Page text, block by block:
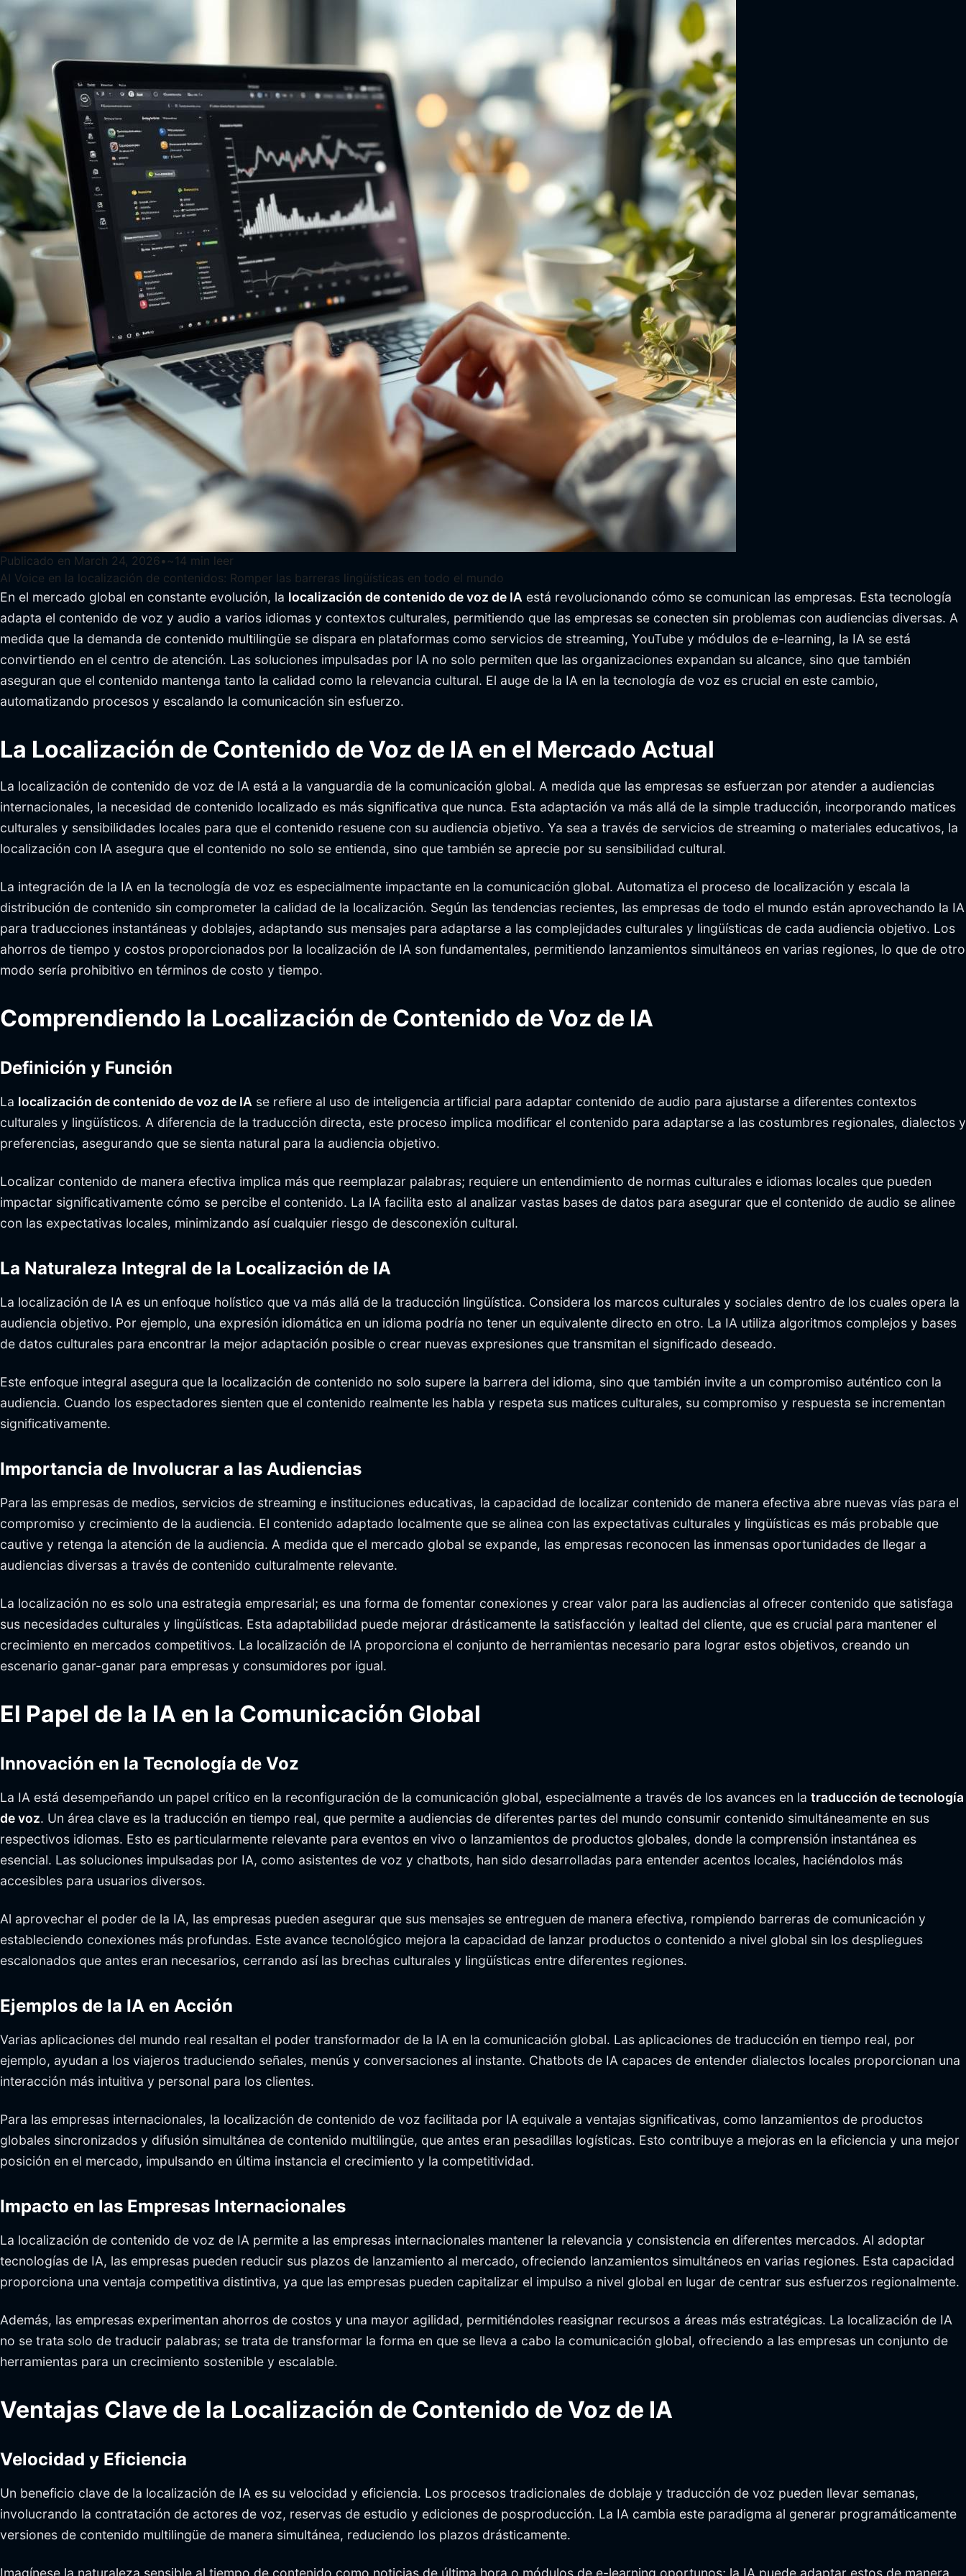
Publicado en March 24, 2026• ~14 min leer
AI Voice en la localización de contenidos: Romper las barreras lingüísticas en todo el mundo
En el mercado global en constante evolución, la localización de contenido de voz de IA está revolucionando cómo se comunican las empresas. Esta tecnología
adapta el contenido de voz y audio a varios idiomas y contextos culturales, permitiendo que las empresas se conecten sin problemas con audiencias diversas. A
medida que la demanda de contenido multilingüe se dispara en plataformas como servicios de streaming, YouTube y módulos de e-learning, la IA se está
convirtiendo en el centro de atención. Las soluciones impulsadas por IA no solo permiten que las organizaciones expandan su alcance, sino que también
aseguran que el contenido mantenga tanto la calidad como la relevancia cultural. El auge de la IA en la tecnología de voz es crucial en este cambio,
automatizando procesos y escalando la comunicación sin esfuerzo.
La Localización de Contenido de Voz de IA en el Mercado Actual
La localización de contenido de voz de IA está a la vanguardia de la comunicación global. A medida que las empresas se esfuerzan por atender a audiencias
internacionales, la necesidad de contenido localizado es más significativa que nunca. Esta adaptación va más allá de la simple traducción, incorporando matices
culturales y sensibilidades locales para que el contenido resuene con su audiencia objetivo. Ya sea a través de servicios de streaming o materiales educativos, la
localización con IA asegura que el contenido no solo se entienda, sino que también se aprecie por su sensibilidad cultural.
La integración de la IA en la tecnología de voz es especialmente impactante en la comunicación global. Automatiza el proceso de localización y escala la
distribución de contenido sin comprometer la calidad de la localización. Según las tendencias recientes, las empresas de todo el mundo están aprovechando la IA
para traducciones instantáneas y doblajes, adaptando sus mensajes para adaptarse a las complejidades culturales y lingüísticas de cada audiencia objetivo. Los
ahorros de tiempo y costos proporcionados por la localización de IA son fundamentales, permitiendo lanzamientos simultáneos en varias regiones, lo que de otro
modo sería prohibitivo en términos de costo y tiempo.
Comprendiendo la Localización de Contenido de Voz de IA
Definición y Función
La localización de contenido de voz de IA se refiere al uso de inteligencia artificial para adaptar contenido de audio para ajustarse a diferentes contextos
culturales y lingüísticos. A diferencia de la traducción directa, este proceso implica modificar el contenido para adaptarse a las costumbres regionales, dialectos y
preferencias, asegurando que se sienta natural para la audiencia objetivo.
Localizar contenido de manera efectiva implica más que reemplazar palabras; requiere un entendimiento de normas culturales e idiomas locales que pueden
impactar significativamente cómo se percibe el contenido. La IA facilita esto al analizar vastas bases de datos para asegurar que el contenido de audio se alinee
con las expectativas locales, minimizando así cualquier riesgo de desconexión cultural.
La Naturaleza Integral de la Localización de IA
La localización de IA es un enfoque holístico que va más allá de la traducción lingüística. Considera los marcos culturales y sociales dentro de los cuales opera la
audiencia objetivo. Por ejemplo, una expresión idiomática en un idioma podría no tener un equivalente directo en otro. La IA utiliza algoritmos complejos y bases
de datos culturales para encontrar la mejor adaptación posible o crear nuevas expresiones que transmitan el significado deseado.
Este enfoque integral asegura que la localización de contenido no solo supere la barrera del idioma, sino que también invite a un compromiso auténtico con la
audiencia. Cuando los espectadores sienten que el contenido realmente les habla y respeta sus matices culturales, su compromiso y respuesta se incrementan
significativamente.
Importancia de Involucrar a las Audiencias
Para las empresas de medios, servicios de streaming e instituciones educativas, la capacidad de localizar contenido de manera efectiva abre nuevas vías para el
compromiso y crecimiento de la audiencia. El contenido adaptado localmente que se alinea con las expectativas culturales y lingüísticas es más probable que
cautive y retenga la atención de la audiencia. A medida que el mercado global se expande, las empresas reconocen las inmensas oportunidades de llegar a
audiencias diversas a través de contenido culturalmente relevante.
La localización no es solo una estrategia empresarial; es una forma de fomentar conexiones y crear valor para las audiencias al ofrecer contenido que satisfaga
sus necesidades culturales y lingüísticas. Esta adaptabilidad puede mejorar drásticamente la satisfacción y lealtad del cliente, que es crucial para mantener el
crecimiento en mercados competitivos. La localización de IA proporciona el conjunto de herramientas necesario para lograr estos objetivos, creando un
escenario ganar-ganar para empresas y consumidores por igual.
El Papel de la IA en la Comunicación Global
Innovación en la Tecnología de Voz
La IA está desempeñando un papel crítico en la reconfiguración de la comunicación global, especialmente a través de los avances en la traducción de tecnología
de voz. Un área clave es la traducción en tiempo real, que permite a audiencias de diferentes partes del mundo consumir contenido simultáneamente en sus
respectivos idiomas. Esto es particularmente relevante para eventos en vivo o lanzamientos de productos globales, donde la comprensión instantánea es
esencial. Las soluciones impulsadas por IA, como asistentes de voz y chatbots, han sido desarrolladas para entender acentos locales, haciéndolos más
accesibles para usuarios diversos.
Al aprovechar el poder de la IA, las empresas pueden asegurar que sus mensajes se entreguen de manera efectiva, rompiendo barreras de comunicación y
estableciendo conexiones más profundas. Este avance tecnológico mejora la capacidad de lanzar productos o contenido a nivel global sin los despliegues
escalonados que antes eran necesarios, cerrando así las brechas culturales y lingüísticas entre diferentes regiones.
Ejemplos de la IA en Acción
Varias aplicaciones del mundo real resaltan el poder transformador de la IA en la comunicación global. Las aplicaciones de traducción en tiempo real, por
ejemplo, ayudan a los viajeros traduciendo señales, menús y conversaciones al instante. Chatbots de IA capaces de entender dialectos locales proporcionan una
interacción más intuitiva y personal para los clientes.
Para las empresas internacionales, la localización de contenido de voz facilitada por IA equivale a ventajas significativas, como lanzamientos de productos
globales sincronizados y difusión simultánea de contenido multilingüe, que antes eran pesadillas logísticas. Esto contribuye a mejoras en la eficiencia y una mejor
posición en el mercado, impulsando en última instancia el crecimiento y la competitividad.
Impacto en las Empresas Internacionales
La localización de contenido de voz de IA permite a las empresas internacionales mantener la relevancia y consistencia en diferentes mercados. Al adoptar
tecnologías de IA, las empresas pueden reducir sus plazos de lanzamiento al mercado, ofreciendo lanzamientos simultáneos en varias regiones. Esta capacidad
proporciona una ventaja competitiva distintiva, ya que las empresas pueden capitalizar el impulso a nivel global en lugar de centrar sus esfuerzos regionalmente.
Además, las empresas experimentan ahorros de costos y una mayor agilidad, permitiéndoles reasignar recursos a áreas más estratégicas. La localización de IA
no se trata solo de traducir palabras; se trata de transformar la forma en que se lleva a cabo la comunicación global, ofreciendo a las empresas un conjunto de
herramientas para un crecimiento sostenible y escalable.
Ventajas Clave de la Localización de Contenido de Voz de IA
Velocidad y Eficiencia
Un beneficio clave de la localización de IA es su velocidad y eficiencia. Los procesos tradicionales de doblaje y traducción de voz pueden llevar semanas,
involucrando la contratación de actores de voz, reservas de estudio y ediciones de posproducción. La IA cambia este paradigma al generar programáticamente
versiones de contenido multilingüe de manera simultánea, reduciendo los plazos drásticamente.
Imagínese la naturaleza sensible al tiempo de contenido como noticias de última hora o módulos de e-learning oportunos; la IA puede adaptar estos de manera